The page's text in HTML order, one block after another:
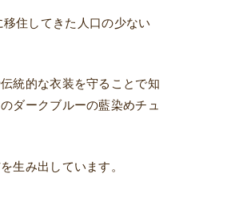
住してきた人口の少ない
統的な衣装を守ることで知
ダークブルーの藍染めチュ
生み出しています。